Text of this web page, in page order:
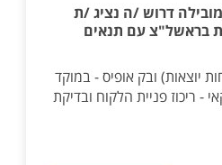
דרוש /ה נציג /ת
בראשל"צ עם תנאים
יוצאות) ובק אופיס - במוקד
- ריכוז פניית הלקוח ובדיקת